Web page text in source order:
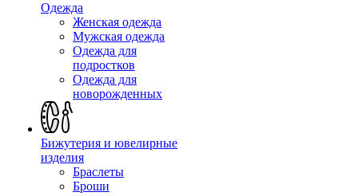
Одежда
Женская одежда
Мужская одежда
Одежда для
подростков
Одежда для
новорожденных
Бижутерия и ювелирные
изделия
Браслеты
Броши